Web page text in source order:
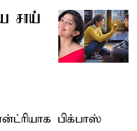
சாய்
பிக்பாஸ்